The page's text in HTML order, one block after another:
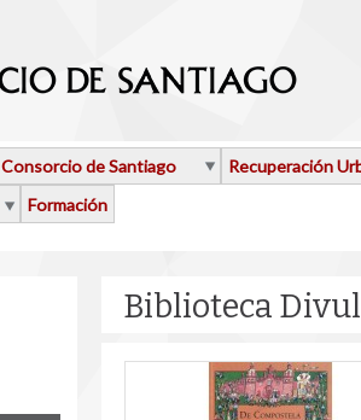
Consorcio de Santiago
Recuperación
Formación
Biblioteca